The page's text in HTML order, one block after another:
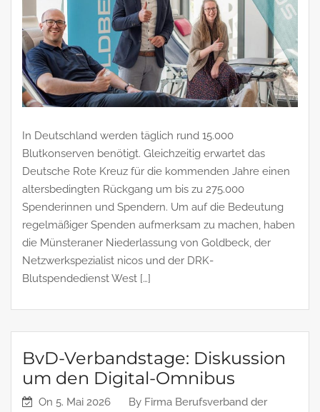
In Deutschland werden täglich rund 15.000
Blutkonserven benötigt. Gleichzeitig erwartet das
Deutsche Rote Kreuz für die kommenden Jahre einen
altersbedingten Rückgang um bis zu 275.000
Spenderinnen und Spendern. Um auf die Bedeutung
regelmäßiger Spenden aufmerksam zu machen, haben
die Münsteraner Niederlassung von Goldbeck, der
Netzwerkspezialist nicos und der DRK-
Blutspendedienst West […]
BvD-Verbandstage: Diskussion
um den Digital-Omnibus
On 5. Mai 2026 By Firma Berufsverband der